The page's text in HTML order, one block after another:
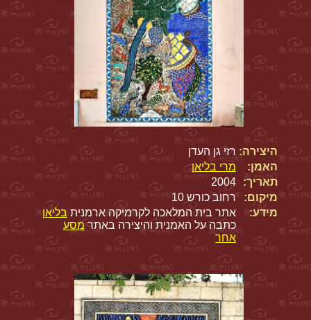
היצירה: רזי גן העדן
האמן:
מרי בליאן
תאריך:
2004
מיקום:
רחוב כורש 10
מידע:
אתר בית המלאכה לקרמיקה ארמנית בליאן
כתבה על האמנית והיצירה באתרמסע
אחר